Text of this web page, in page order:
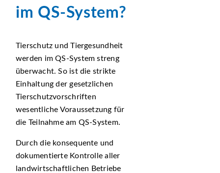
im QS-System?
Tierschutz und Tiergesundheit
werden im QS-System streng
überwacht. So ist die strikte
Einhaltung der gesetzlichen
Tierschutzvorschriften
wesentliche Voraussetzung für
die Teilnahme am QS-System.
Durch die konsequente und
dokumentierte Kontrolle aller
landwirtschaftlichen Betriebe